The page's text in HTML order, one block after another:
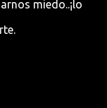
miedo..¡lo